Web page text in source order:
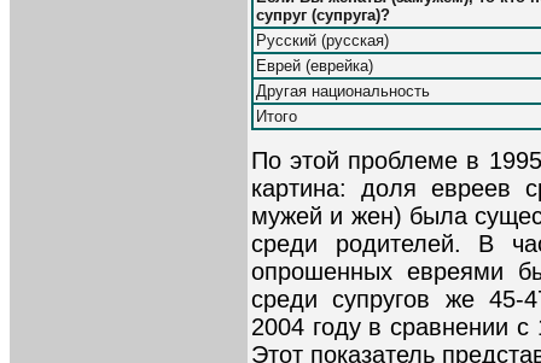
супруг (супруга)?
Русский (русская)
Еврей (еврейка)
Другая национальность
Итого
По этой проблеме в
картина: доля евреев
мужей и жен) была
среди родителей. В
опрошенных евреями
среди супругов же 45-
2004 году в сравнении
Этот показатель